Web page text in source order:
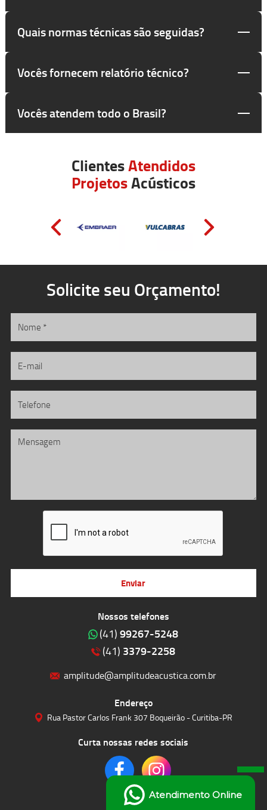
Quais normas técnicas são seguidas?
Vocês fornecem relatório técnico?
Vocês atendem todo o Brasil?
ClientesAtendidos
ProjetosAcústicos
Nossos telefones
(41) 99267-5248
(41) 3379-2258
amplitude@amplitudeacustica.com.br
Endereço
Rua Pastor Carlos Frank 307 Boqueirão - Curitiba-PR
Curta nossas redes sociais
Solicite seu Orçamento!
Enviar
Atendimento Online